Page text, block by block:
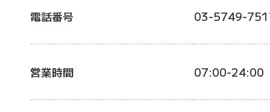
電話番号 03-5749-
営業時間 07:00-24:00